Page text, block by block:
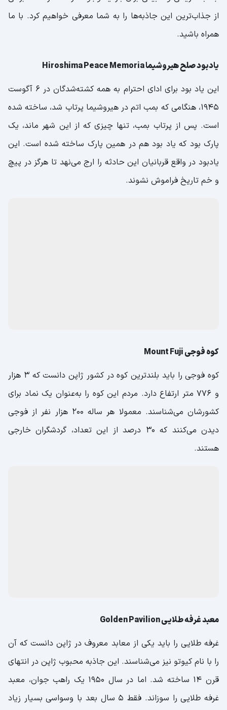
از جذاب‌ترین این جاذبه‌ها را به شما معرفی خواهیم کرد. با ما
همراه باشید.
یادبود صلح هیروشیما Hiroshima Peace Memoria
این یاد بود برای ادای احترام به همه کشته‌شدگان در 6 آگوست
1945، هنگامی که بمب اتم در هیروشیما پرتاب شد، ساخته شده
است. پس از پرتاب بمب، تنها چیزی که از این شهر ماند، یک
پارک بود که یاد بود هم در همین پارک ساخته شده است. این
یادبود در واقع قربانیان این حادثه را ارج می‌نهد تا هرگز در پیچ
و خم تاریخ فراموش نشوند.
کوه فوجی Mount Fuji
کوه فوجی را باید بلندترین کوه در کشور ژاپن دانست که 3 هزار
و 776 متر ارتفاع دارد. مردم این کوه را به‌عنوان یک نماد برای
کشورشان می‌شناسند. معمولا هر ساله 200 هزار نفر از فوجی
دیدن می‌کنند که 30 درصد از این تعداد، گردشگران خارجی
هستند.
معبد غرفه طلایی Golden Pavilion
غرفه طلایی را باید یکی از معابد معروف در ژاپن دانست که آن
را با نام کیوتو نیز می‌شناسند. این جاذبه محبوب ژاپن در انتهای
قرن 14 ساخته شد. اما در سال 1950 یک راهب جوان، معبد
غرفه طلایی را سوزاند. فقط 5 سال بعد با وسواسی بسیار زیاد